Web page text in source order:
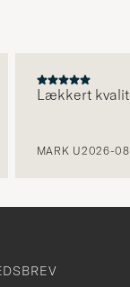
Lækkert
MARK U2026-